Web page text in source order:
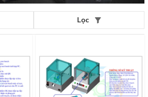
Lọc